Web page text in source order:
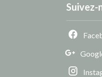
Suivez-